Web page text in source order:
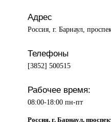
Адрес
Россия, г. Барнаул,
Телефоны
[3852] 500515
Рабочее время:
08:00-18:00 пн-пт
Россия, г. Барнаул,